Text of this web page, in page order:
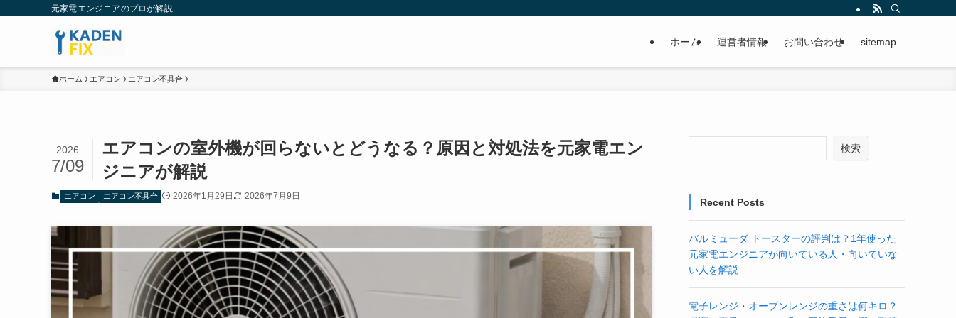
元家電エンジニアのプロが解説
ホーム 運営者情報 お問い合わせ sitemap
ホーム エアコン エアコン不具合
エアコンの室外機が回らないとどうなる？原因と対処法を元家電エン
ジニアが解説
2026
7/09
エアコン エアコン不具合 2026年1月29日 2026年7月9日
検索
Recent Posts
バルミューダ トースターの評判は？1年使った
元家電エンジニアが向いている人・向いていな
い人を解説
電子レンジ・オーブンレンジの重さは何キロ？